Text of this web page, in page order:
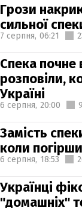
Грози
сильної
7 серпня, 06:21
Спека почне
розповіли,
Україні
6 серпня, 20:00
Замість
коли
6 серпня, 18:53
Українці
"домашніх"